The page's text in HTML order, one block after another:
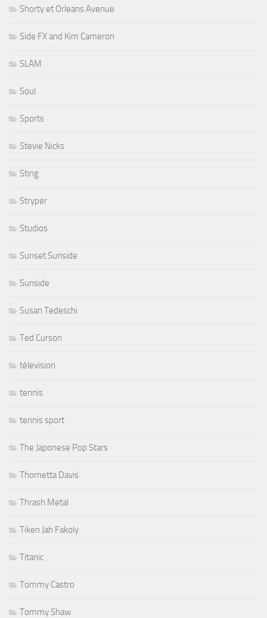
Shorty et Orleans Avenue
Side FX and Kim Cameron
SLAM
Soul
Sports
Stevie Nicks
Sting
Stryper
Studios
Sunset Sunside
Sunside
Susan Tedeschi
Ted Curson
télevision
tennis
tennis sport
The Japonese Pop Stars
Thornetta Davis
Thrash Metal
Tiken Jah Fakoly
Titanic
Tommy Castro
Tommy Shaw